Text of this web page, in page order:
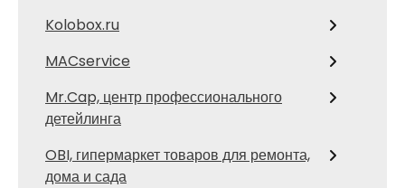
Kolobox.ru
MACservice
Mr.Cap, центр профессионального
детейлинга
OBI, гипермаркет товаров для ремонта,
дома и сада